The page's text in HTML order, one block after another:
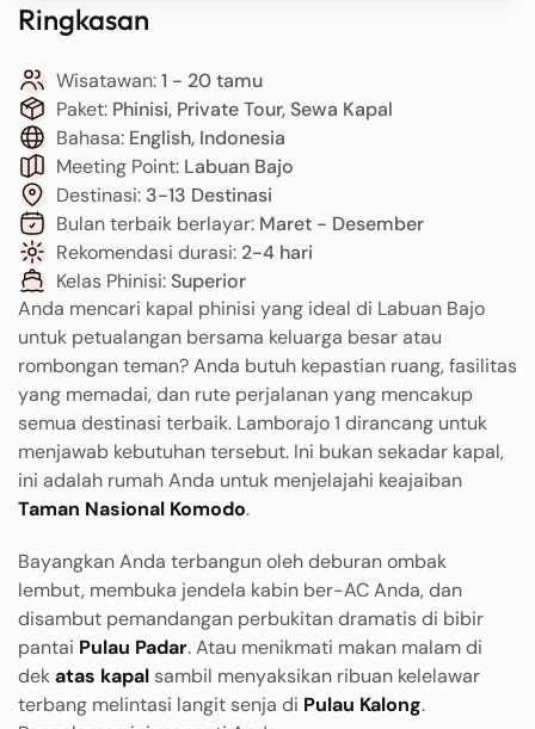
Ringkasan
Wisatawan:1 - 20 tamu
Paket: Phinisi, Private Tour, Sewa Kapal
Bahasa: English, Indonesia
Meeting Point: Labuan Bajo
Destinasi: 3-13 Destinasi
Bulan terbaik berlayar: Maret - Desember
Rekomendasi durasi: 2-4 hari
Kelas Phinisi:Superior
Anda mencari kapal phinisi yang ideal di Labuan Bajo
untuk petualangan bersama keluarga besar atau
rombongan teman? Anda butuh kepastian ruang, fasilitas
yang memadai, dan rute perjalanan yang mencakup
semua destinasi terbaik. Lamborajo 1 dirancang untuk
menjawab kebutuhan tersebut. Ini bukan sekadar kapal,
ini adalah rumah Anda untuk menjelajahi keajaiban
Taman Nasional Komodo.
Bayangkan Anda terbangun oleh deburan ombak
lembut, membuka jendela kabin ber-AC Anda, dan
disambut pemandangan perbukitan dramatis di bibir
pantai Pulau Padar. Atau menikmati makan malam di
dekatas kapal sambil menyaksikan ribuan kelelawar
terbang melintasi langit senja di Pulau Kalong.